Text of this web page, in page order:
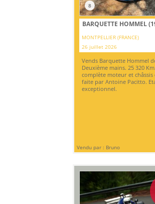
8
BARQUETTE HOMMEL
MONTPELLIER (FRANCE)
26 juillet 2026
Vends Barquette Hommel
Deuxième mains. 25 320
complète moteur et châssis
faite par Antoine Pacitto.
exceptionnel.
Vendu par : Bruno